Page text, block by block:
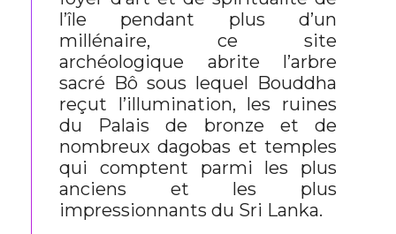
l’île pendant plus d’un
millénaire, ce site
archéologique abrite l’arbre
sacré Bô sous lequel Bouddha
reçut l’illumination, les ruines
du Palais de bronze et de
nombreux dagobas et temples
qui comptent parmi les plus
anciens et les plus
impressionnants du Sri Lanka.